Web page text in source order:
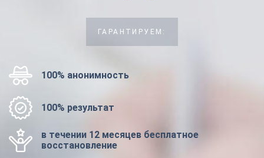
ГАРАНТИРУЕМ:
100% анонимность
100% результат
в течении 12 месяцев бесплатное
восстановление